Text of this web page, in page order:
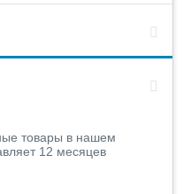
товары в нашем
12 месяцев